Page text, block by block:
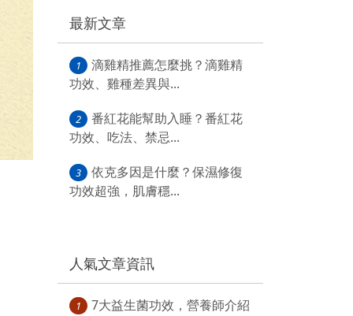
最新文章
1
滴雞精推薦怎麼挑？滴雞精
功效、雞種差異與...
2
番紅花能幫助入睡？番紅花
功效、吃法、禁忌...
3
依克多因是什麼？保濕修復
功效超強，肌膚穩...
人氣文章資訊
1
7大益生菌功效，營養師介紹